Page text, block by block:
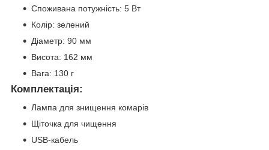
Споживана потужність: 5 Вт
Колір: зелений
Діаметр: 90 мм
Висота: 162 мм
Вага: 130 г
Комплектація:
Лампа для знищення комарів
Щіточка для чищення
USB-кабель